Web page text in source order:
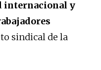
internacional y
sindical de la